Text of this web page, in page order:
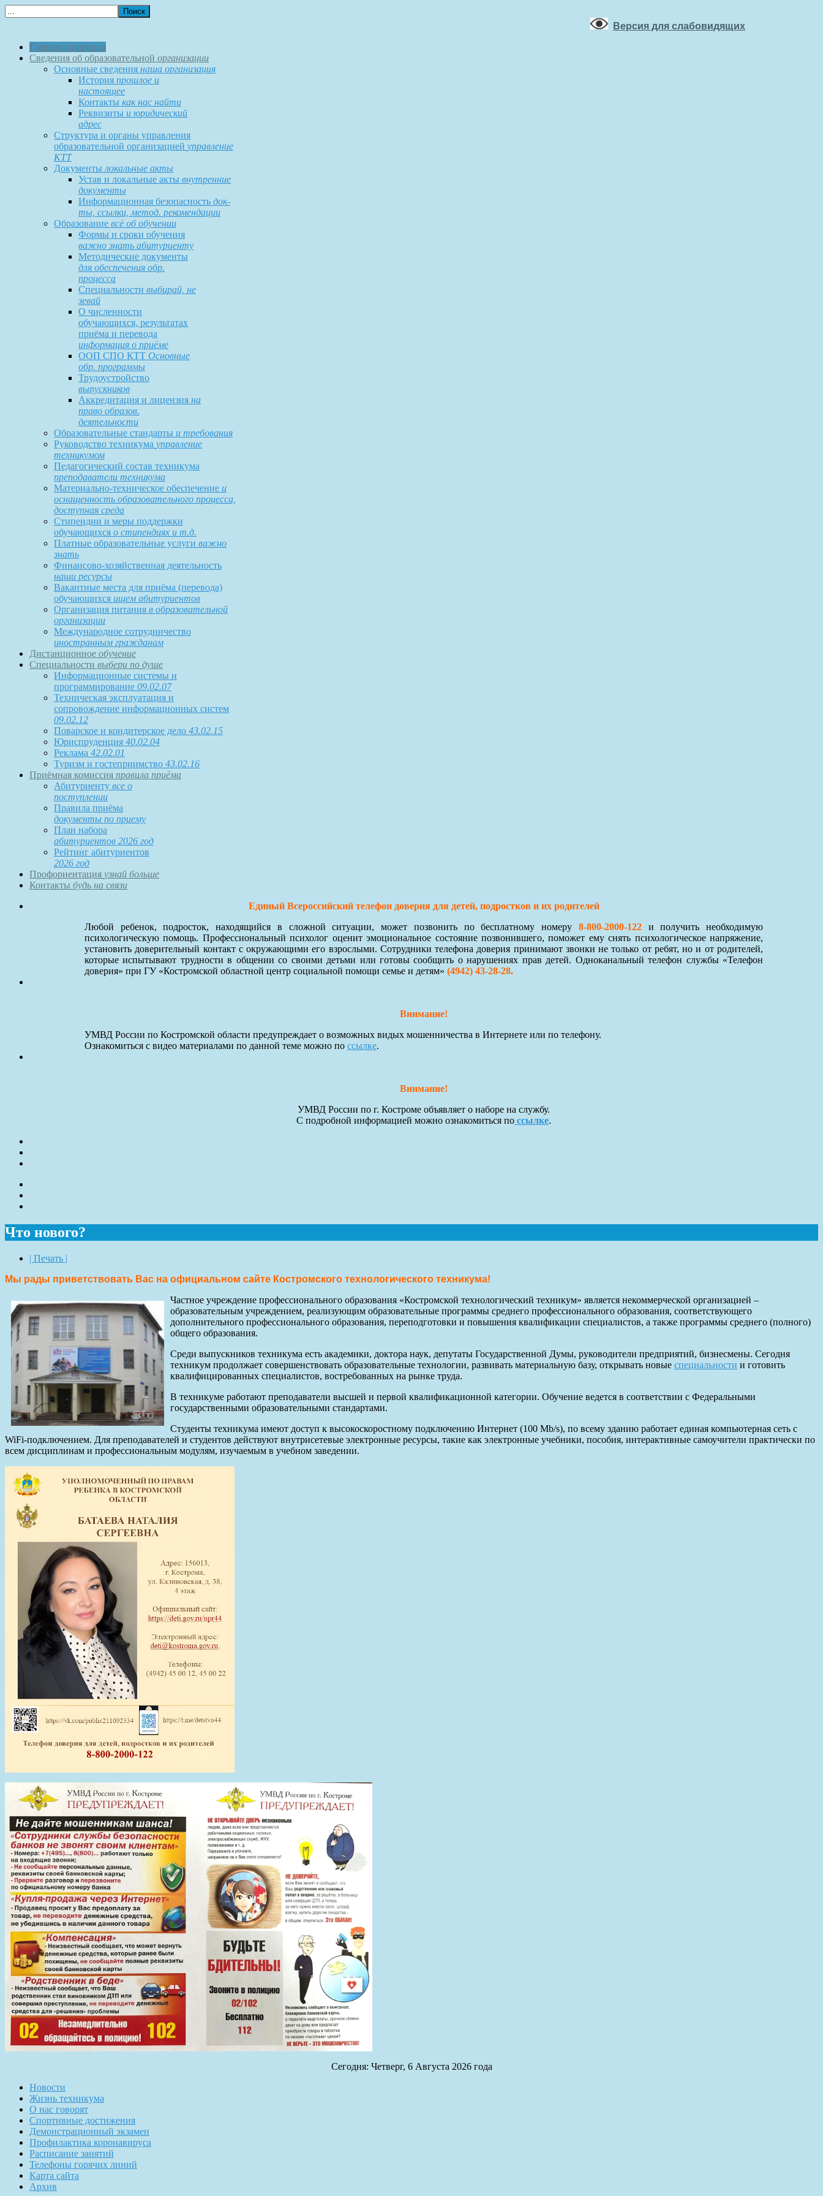
Версия для слабовидящих
Главная страница
Сведения об образовательной организации
Основные сведения наша организация
История прошлое и
настоящее
Контакты как нас найти
Реквизиты и юридический
адрес
Структура и органы управления
образовательной организацией управление
КТТ
Документы локальные акты
Устав и локальные акты внутренние
документы
Информационная безопасность док-
ты, ссылки, метод. рекомендации
Образование всё об обучении
Формы и сроки обучения
важно знать абитуриенту
Методические документы
для обеспечения обр.
процесса
Специальности выбирай, не
зевай
О численности
обучающихся, результатах
приёма и перевода
информация о приёме
ООП СПО КТТ Основные
обр. программы
Трудоустройство
выпускников
Аккредитация и лицензия на
право образов.
деятельности
Образовательные стандарты и требования
Руководство техникума управление
техникумом
Педагогический состав техникума
преподаватели техникума
Материально-техническое обеспечение и
оснащенность образовательного процесса,
доступная среда
Стипендии и меры поддержки
обучающихся о стипендиях и т.д.
Платные образовательные услуги важно
знать
Финансово-хозяйственная деятельность
наши ресурсы
Вакантные места для приёма (перевода)
обучающихся ищем абитуриентов
Организация питания в образовательной
организации
Международное сотрудничество
иностранным гражданам
Дистанционное обучение
Специальности выбери по душе
Информационные системы и
программирование 09.02.07
Техническая эксплуатация и
сопровождение информационных систем
09.02.12
Поварское и кондитерское дело 43.02.15
Юриспруденция 40.02.04
Реклама 42.02.01
Туризм и гостеприимство 43.02.16
Приёмная комиссия правила приёма
Абитуриенту все о
поступлении
Правила приёма
документы по приему
План набора
абитуриентов 2026 год
Рейтинг абитуриентов
2026 год
Профориентация узнай больше
Контакты будь на связи
Единый Всероссийский телефон доверия для детей, подростков и их родителей
Любой ребенок, подросток, находящийся в сложной ситуации, может позвонить по бесплатному номеру 8-800-2000-122и получить необходимую
психологическую помощь. Профессиональный психолог оценит эмоциональное состояние позвонившего, поможет ему снять психологическое напряжение,
установить доверительный контакт с окружающими его взрослыми. Сотрудники телефона доверия принимают звонки не только от ребят, но и от родителей,
которые испытывают трудности в общении со своими детьми или готовы сообщить о нарушениях прав детей. Одноканальный телефон службы «Телефон
доверия» при ГУ «Костромской областной центр социальной помощи семье и детям» (4942) 43-28-28.
Внимание!
УМВД России по Костромской области предупреждает о возможных видых мошенничества в Интернете или по телефону.
Ознакомиться с видео материалами по данной теме можно по ссылке.
Внимание!
УМВД России по г. Костроме объявляет о наборе на службу.
С подробной информацией можно ознакомиться по ссылке.
Что нового?
| Печать |
Мы рады приветствовать Вас на официальном сайте Костромского технологического техникума!
Частное учреждение профессионального образования «Костромской технологический техникум» является некоммерческой организацией –
образовательным учреждением, реализующим образовательные программы среднего профессионального образования, соответствующего
дополнительного профессионального образования, переподготовки и повышения квалификации специалистов, а также программы среднего (полного)
общего образования.
Среди выпускников техникума есть академики, доктора наук, депутаты Государственной Думы, руководители предприятий, бизнесмены. Сегодня
техникум продолжает совершенствовать образовательные технологии, развивать материальную базу, открывать новые специальности и готовить
квалифицированных специалистов, востребованных на рынке труда.
В техникуме работают преподаватели высшей и первой квалификационной категории. Обучение ведется в соответствии с Федеральными
государственными образовательными стандартами.
Студенты техникума имеют доступ к высокоскоростному подключению Интернет (100 Mb/s), по всему зданию работает единая компьютерная сеть с
WiFi-подключением. Для преподавателей и студентов действуют внутрисетевые электронные ресурсы, такие как электронные учебники, пособия, интерактивные самоучители практически по
всем дисциплинам и профессиональным модулям, изучаемым в учебном заведении.
Сегодня: Четверг, 6 Августа 2026 года
Новости
Жизнь техникума
О нас говорят
Спортивные достижения
Демонстрационный экзамен
Профилактика коронавируса
Расписание занятий
Телефоны горячих линий
Карта сайта
Архив